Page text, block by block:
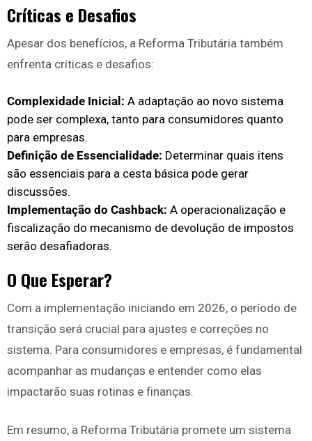
Críticas e Desafios
Apesar dos benefícios, a Reforma Tributária também
enfrenta críticas e desafios:
Complexidade Inicial: A adaptação ao novo sistema
pode ser complexa, tanto para consumidores quanto
para empresas.
Definição de Essencialidade: Determinar quais itens
são essenciais para a cesta básica pode gerar
discussões.
Implementação do Cashback: A operacionalização e
fiscalização do mecanismo de devolução de impostos
serão desafiadoras.
O Que Esperar?
Com a implementação iniciando em 2026, o período de
transição será crucial para ajustes e correções no
sistema. Para consumidores e empresas, é fundamental
acompanhar as mudanças e entender como elas
impactarão suas rotinas e finanças.
Em resumo, a Reforma Tributária promete um sistema